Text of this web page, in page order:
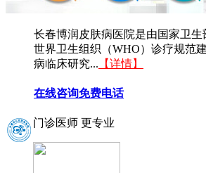
长春博润皮肤病医院是由国家卫
世界卫生组织（WHO）诊疗规范
病临床研究... 【详情】
在线咨询免费电话
门诊医师 更专业